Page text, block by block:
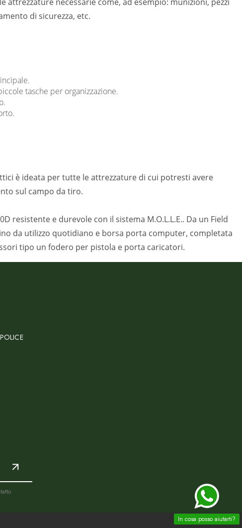
di sicurezza, etc.
tasche per organizzazione.
è ideata per tutte le attrezzature di cui potresti avere
sul campo da tiro.
resistente e durevole con il sistema M.O.L.L.E.. Da un Field
da utilizzo quotidiano e borsa porta computer, completata
tipo un fodero per pistola e porta caricatori.
In cosa posso aiutarti?